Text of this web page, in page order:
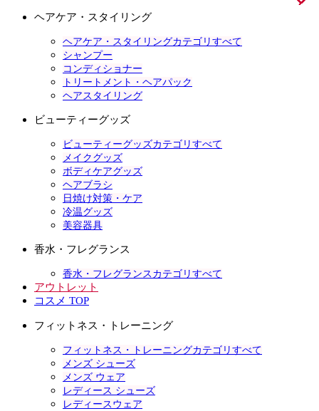
ヘアケア・スタイリング
ヘアケア・スタイリングカテゴリすべて
シャンプー
コンディショナー
トリートメント・ヘアパック
ヘアスタイリング
ビューティーグッズ
ビューティーグッズカテゴリすべて
メイクグッズ
ボディケアグッズ
ヘアブラシ
日焼け対策・ケア
冷温グッズ
美容器具
香水・フレグランス
香水・フレグランスカテゴリすべて
アウトレット
コスメ TOP
フィットネス・トレーニング
フィットネス・トレーニングカテゴリすべて
メンズ シューズ
メンズ ウェア
レディース シューズ
レディースウェア